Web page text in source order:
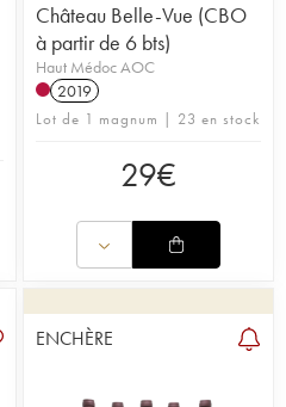
Château Belle-Vue (CBO
à partir de 6 bts)
Haut Médoc AOC
2019
Lot de 1 magnum | 23 en stock
29€
ENCHÈRE